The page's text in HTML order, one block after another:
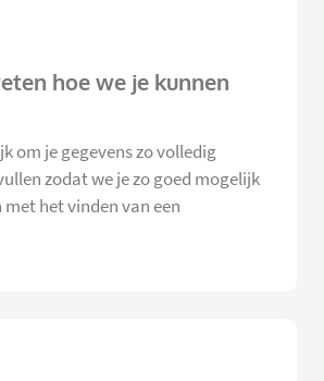
hoe we je kunnen
om je gegevens zo volledig
zodat we je zo goed mogelijk
het vinden van een